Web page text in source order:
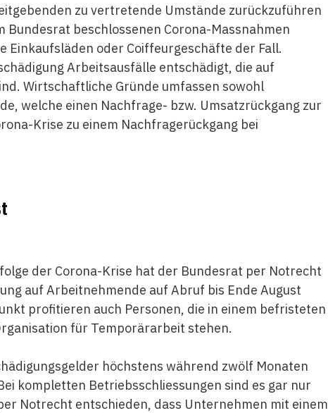
zu vertretende Umstände zurückzuführen
Bundesrat beschlossenen Corona-Massnahmen
Einkaufsläden oder Coiffeurgeschäfte der Fall.
Arbeitsausfälle entschädigt, die auf
Wirtschaftliche Gründe umfassen sowohl
welche einen Nachfrage- bzw. Umsatzrückgang zur
Krise zu einem Nachfragerückgang bei
der Corona-Krise hat der Bundesrat per Notrecht
auf Arbeitnehmende auf Abruf bis Ende August
profitieren auch Personen, die in einem befristeten
für Temporärarbeit stehen.
höchstens während zwölf Monaten
kompletten Betriebsschliessungen sind es gar nur
Notrecht entschieden, dass Unternehmen mit einem